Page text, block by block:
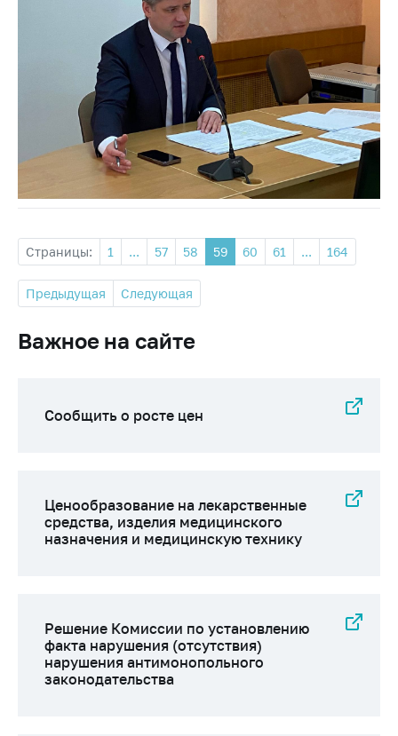
Страницы: 1 ... 57 58 59 60 61 ... 164
Предыдущая Следующая
Важное на сайте
Сообщить о росте цен
Ценообразование на лекарственные
средства, изделия медицинского
назначения и медицинскую технику
Решение Комиссии по установлению
факта нарушения (отсутствия)
нарушения антимонопольного
законодательства